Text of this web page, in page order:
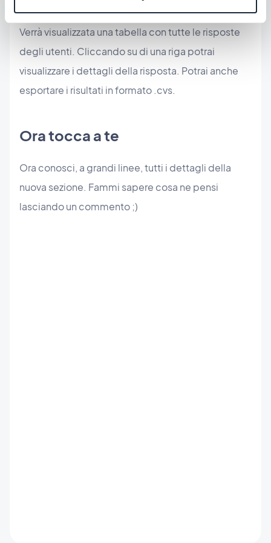
destra.
Verrà visualizzata una tabella con tutte le risposte
degli utenti. Cliccando su di una riga potrai
visualizzare i dettagli della risposta. Potrai anche
esportare i risultati in formato .cvs.
Ora tocca a te
Ora conosci, a grandi linee, tutti i dettagli della
nuova sezione. Fammi sapere cosa ne pensi
lasciando un commento ;)